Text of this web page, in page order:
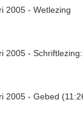
2005 - Wetlezing
2005 - Schriftlezing:
2005 - Gebed